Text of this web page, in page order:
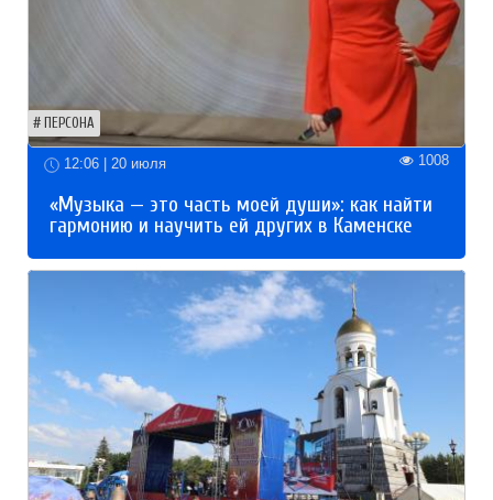
ПЕРСОНА
12:06 | 20 июля 1008
«Музыка — это часть моей души»: как найти
гармонию и научить ей других в Каменске